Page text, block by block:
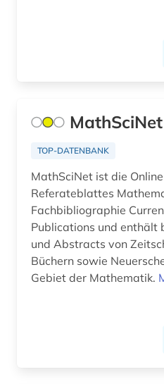
dissertation (5)
dokumentlieferung (2)
drittes reich (3)
dunhuang (1)
MathSciNet
TOP-DATENBANK
MathSciNet ist die
Referateblattes
Fachbibliographie
Publications und enthält
und Abstracts von
Büchern sowie
Gebiet der Mathematik.